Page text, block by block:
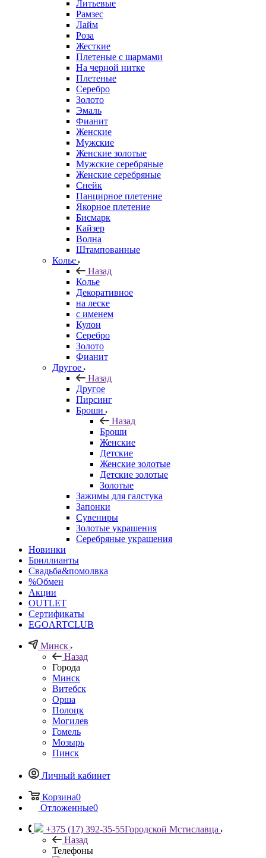
Литьевые
Рамзес
Лайм
Роза
Жесткие
Плетеные с шармами
На черной нитке
Плетеные
Серебро
Золото
Эмаль
Фианит
Женские
Мужские
Женские золотые
Мужские серебряные
Женские серебряные
Снейк
Панцирное плетение
Якорное плетение
Бисмарк
Кайзер
Волна
Штампованные
Колье
Назад
Колье
Декоративное
на леске
с именем
Кулон
Серебро
Золото
Фианит
Другое
Назад
Другое
Пирсинг
Броши
Назад
Броши
Женские
Детские
Женские золотые
Детские золотые
Золотые
Зажимы для галстука
Запонки
Сувениры
Золотые украшения
Серебряные украшения
Новинки
Бриллианты
Свадьба&помолвка
%Обмен
Акции
OUTLET
Сертификаты
EGOARTCLUB
Минск
Назад
Города
Минск
Витебск
Орша
Полоцк
Могилев
Гомель
Мозырь
Пинск
Личный кабинет
Корзина0
Отложенные0
+375 (17) 392-35-55Городской Мстиславца
Назад
Телефоны